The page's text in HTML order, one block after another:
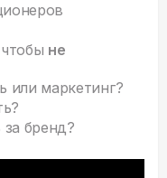
не
или маркетинг?
бренд?